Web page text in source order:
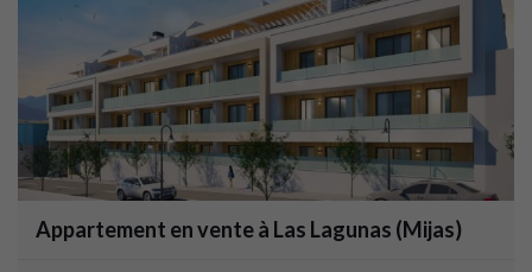
Appartement en vente à Las Lagunas (Mijas)